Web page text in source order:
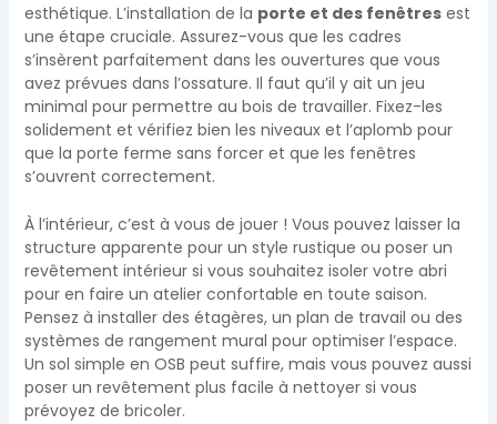
esthétique. L’installation de la porte et des fenêtresest
une étape cruciale. Assurez-vous que les cadres
s’insèrent parfaitement dans les ouvertures que vous
avez prévues dans l’ossature. Il faut qu’il y ait un jeu
minimal pour permettre au bois de travailler. Fixez-les
solidement et vérifiez bien les niveaux et l’aplomb pour
que la porte ferme sans forcer et que les fenêtres
s’ouvrent correctement.
À l’intérieur, c’est à vous de jouer ! Vous pouvez laisser la
structure apparente pour un style rustique ou poser un
revêtement intérieur si vous souhaitez isoler votre abri
pour en faire un atelier confortable en toute saison.
Pensez à installer des étagères, un plan de travail ou des
systèmes de rangement mural pour optimiser l’espace.
Un sol simple en OSB peut suffire, mais vous pouvez aussi
poser un revêtement plus facile à nettoyer si vous
prévoyez de bricoler.